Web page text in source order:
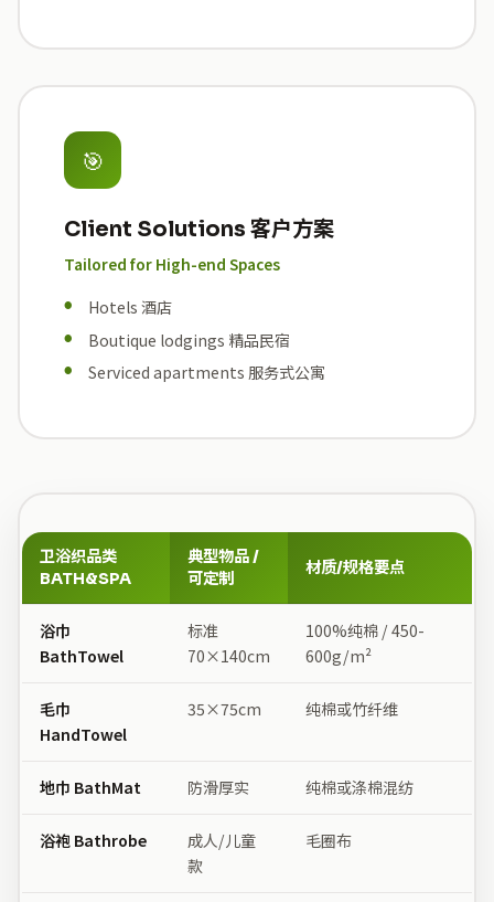
🎯
Client Solutions 客户方案
Tailored for High-end Spaces
Hotels 酒店
Boutique lodgings 精品民宿
Serviced apartments 服务式公寓
卫浴织品类
BATH&SPA
典型物品 /
可定制
材质/规格要点
浴巾
BathTowel
标准
70×140cm
100%纯棉 / 450-
600g/m²
毛巾
HandTowel
35×75cm 纯棉或竹纤维
地巾 BathMat 防滑厚实 纯棉或涤棉混纺
浴袍 Bathrobe
成人/儿童
款
毛圈布